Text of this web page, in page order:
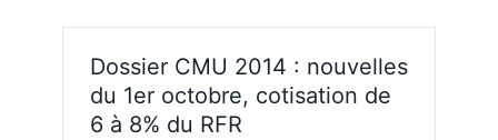
Dossier CMU 2014 : nouvelles
du 1er octobre, cotisation de
6 à 8% du RFR